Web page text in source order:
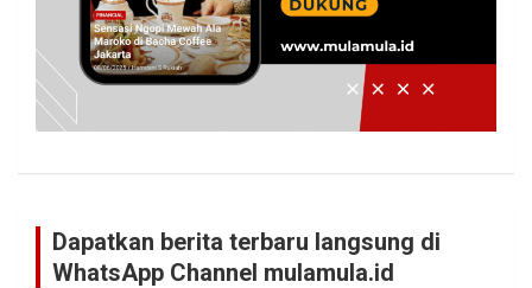
Dapatkan berita terbaru langsung di
WhatsApp Channel mulamula.id